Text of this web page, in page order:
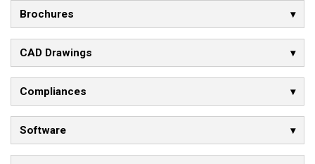
Brochures
CAD Drawings
Compliances
Software